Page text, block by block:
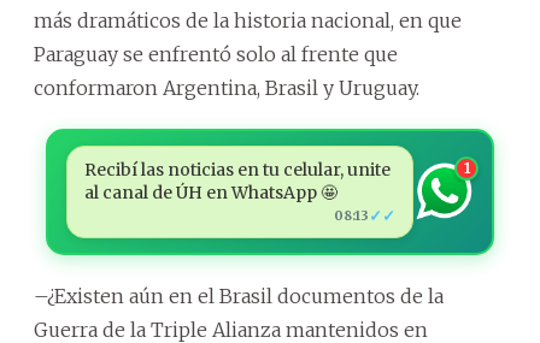
más dramáticos de la historia nacional, en que
Paraguay se enfrentó solo al frente que
conformaron Argentina, Brasil y Uruguay.
Recibí las noticias en tu celular, unite
al canal de ÚH en WhatsApp 🤩
08:13 ✓✓
1
–¿Existen aún en el Brasil documentos de la
Guerra de la Triple Alianza mantenidos en